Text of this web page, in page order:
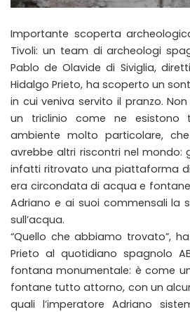
Importante scoperta
Tivoli: un team di archeologi
Pablo de Olavide di Siviglia,
Hidalgo Prieto, ha scoperto un
in cui veniva servito il pranzo.
un triclinio come ne esistono
ambiente molto particolare,
avrebbe altri riscontri nel mondo:
infatti ritrovato una piattaforma
era circondata di acqua e
Adriano e ai suoi commensali la
sull’acqua.
“Quello che abbiamo trovato”,
Prieto al quotidiano spagnolo
fontana monumentale: è come
fontane tutto attorno, con un
quali l’imperatore Adriano